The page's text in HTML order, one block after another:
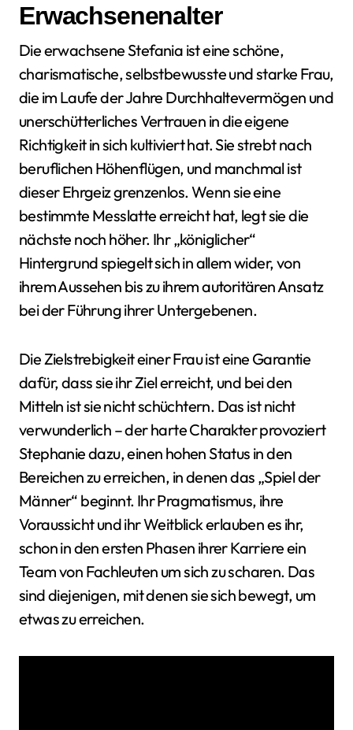
Erwachsenenalter
Die erwachsene Stefania ist eine schöne,
charismatische, selbstbewusste und starke Frau,
die im Laufe der Jahre Durchhaltevermögen und
unerschütterliches Vertrauen in die eigene
Richtigkeit in sich kultiviert hat. Sie strebt nach
beruflichen Höhenflügen, und manchmal ist
dieser Ehrgeiz grenzenlos. Wenn sie eine
bestimmte Messlatte erreicht hat, legt sie die
nächste noch höher. Ihr „königlicher“
Hintergrund spiegelt sich in allem wider, von
ihrem Aussehen bis zu ihrem autoritären Ansatz
bei der Führung ihrer Untergebenen.
Die Zielstrebigkeit einer Frau ist eine Garantie
dafür, dass sie ihr Ziel erreicht, und bei den
Mitteln ist sie nicht schüchtern. Das ist nicht
verwunderlich – der harte Charakter provoziert
Stephanie dazu, einen hohen Status in den
Bereichen zu erreichen, in denen das „Spiel der
Männer“ beginnt. Ihr Pragmatismus, ihre
Voraussicht und ihr Weitblick erlauben es ihr,
schon in den ersten Phasen ihrer Karriere ein
Team von Fachleuten um sich zu scharen. Das
sind diejenigen, mit denen sie sich bewegt, um
etwas zu erreichen.